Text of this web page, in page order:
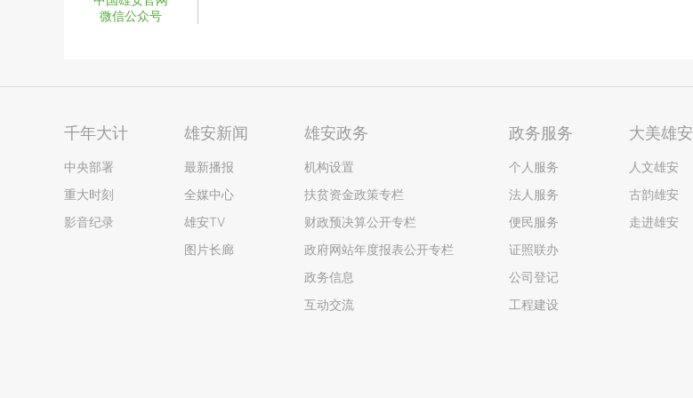
微信公众号
千年大计
中央部署
重大时刻
影音纪录
雄安新闻
最新播报
全媒中心
雄安TV
图片长廊
雄安政务
机构设置
扶贫资金政策专栏
财政预决算公开专栏
政府网站年度报表公开专栏
政务信息
互动交流
政务服务
个人服务
法人服务
便民服务
证照联办
公司登记
工程建设
大美雄安
人文雄安
古韵雄安
走进雄安